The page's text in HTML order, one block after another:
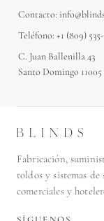
Contacto:
Teléfono: +1 (809)
C. Juan Ballenilla 43
Santo Domingo 11005
Fabricación,
toldos y sistemas de
comerciales y